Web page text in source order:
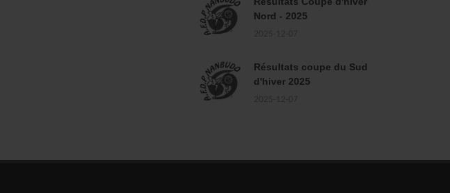
Nord - 2025
Résultats coupe du Sud
d'hiver 2025